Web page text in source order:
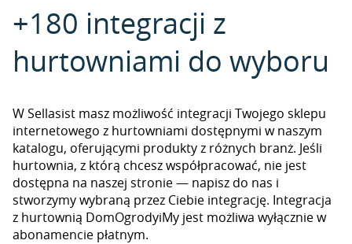
+180 integracji z
hurtowniami do wyboru
W Sellasist masz możliwość integracji Twojego sklepu
internetowego z hurtowniami dostępnymi w naszym
katalogu, oferującymi produkty z różnych branż. Jeśli
hurtownia, z którą chcesz współpracować, nie jest
dostępna na naszej stronie — napisz do nas i
stworzymy wybraną przez Ciebie integrację. Integracja
z hurtownią DomOgrodyiMy jest możliwa wyłącznie w
abonamencie płatnym.